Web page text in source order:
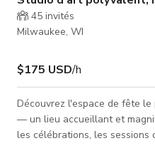
45 invités
Milwaukee, WI
$175 USD/h
Découvrez l'espace de fête
— un lieu accueillant et
les célébrations, les sessions